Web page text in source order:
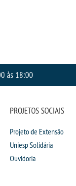
às 18:00
PROJETOS SOCIAIS
Projeto de Extensão
Uniesp Solidária
Ouvidoria